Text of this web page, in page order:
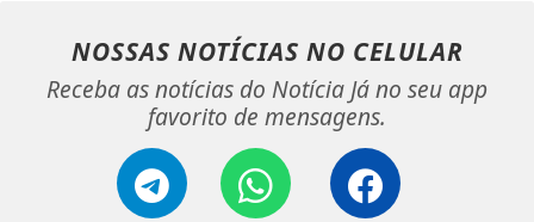
NOSSAS NOTÍCIAS NO CELULAR
Receba as notícias do Notícia Já no seu app
favorito de mensagens.